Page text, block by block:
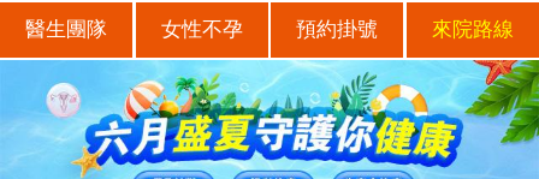
醫生團隊 女性不孕 預約掛號 來院路線